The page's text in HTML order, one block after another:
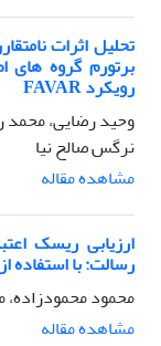
تحلیل اثرات
برتورم گروه های
رویکرد FAVAR
وحید رضایی، محمد
نرگس صالح نیا
مشاهده مقاله
ارزیابی ریسک
رسالت: با استفاده
محمود
مشاهده مقاله